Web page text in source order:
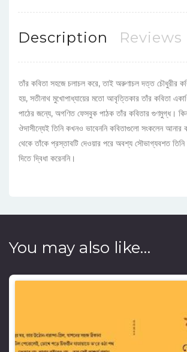
Description Reviews
তাঁর কবিতা সহজে চলাচল করে, তাই অরুণাচল দত্তচৌধুরীর
হয়, সতীনাথ মুখোপাধ্যায়ের মতো আবৃত্তিকার তাঁর কবিতা
পাঠের জন্যে, অগণিত ফেসবুক পাঠক তাঁর কবিতার গুণমুগ্ধ।
ঔদাসীন্যেই তিনি কখনও ভাবেননি কবিতাগুলো সংকলেন আনার
থেকে তাঁকে প্রস্তাবটি দেওয়ার পরে অবশ্য সৌভাগ্যবশত
দিতেদ্বিধা করেননি।
You may also like…